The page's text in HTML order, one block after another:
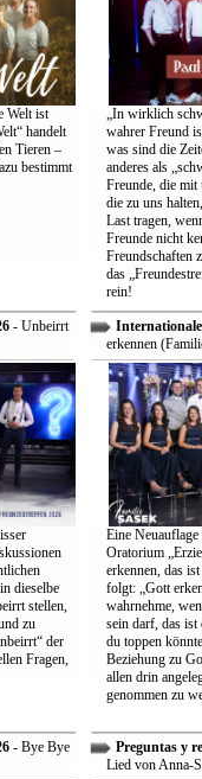
Welt ist
handelt
Tieren –
bestimmt
„In wirklich
wahrer Freund
was sind die
anderes als
Freunde, die mit
die zu uns
Last tragen,
Freunde nicht
Freundschaften
das
rein!
- Unbeirrt
dieselbe
stellen,
zu
der
Fragen,
erkennen
Eine Neuauflage
Oratorium
erkennen, das
folgt: „Gott
wahrnehme,
sein darf, das ist
du toppen
Beziehung zu
allen drin
genommen zu
- Bye Bye
Preguntas y
Lied von Anna-